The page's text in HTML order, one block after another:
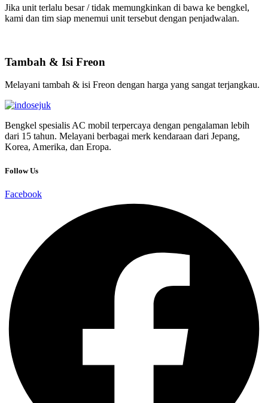
Jika unit terlalu besar / tidak memungkinkan di bawa ke bengkel,
kami dan tim siap menemui unit tersebut dengan penjadwalan.
Tambah & Isi Freon
Melayani tambah & isi Freon dengan harga yang sangat terjangkau.
Bengkel spesialis AC mobil terpercaya dengan pengalaman lebih
dari 15 tahun. Melayani berbagai merk kendaraan dari Jepang,
Korea, Amerika, dan Eropa.
Follow Us
Facebook